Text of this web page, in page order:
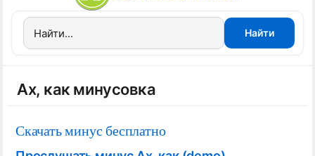
Ах, как минусовка
Скачать минус бесплатно